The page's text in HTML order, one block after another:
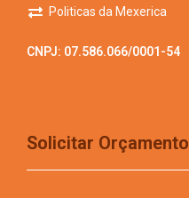
Politicas da Mexerica
CNPJ: 07.586.066/0001-54
Solicitar Orçamento